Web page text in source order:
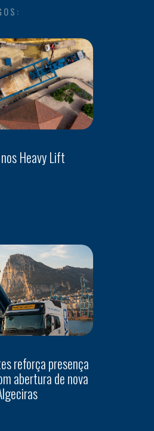
Heavy Lift
reforça presença
abertura de nova